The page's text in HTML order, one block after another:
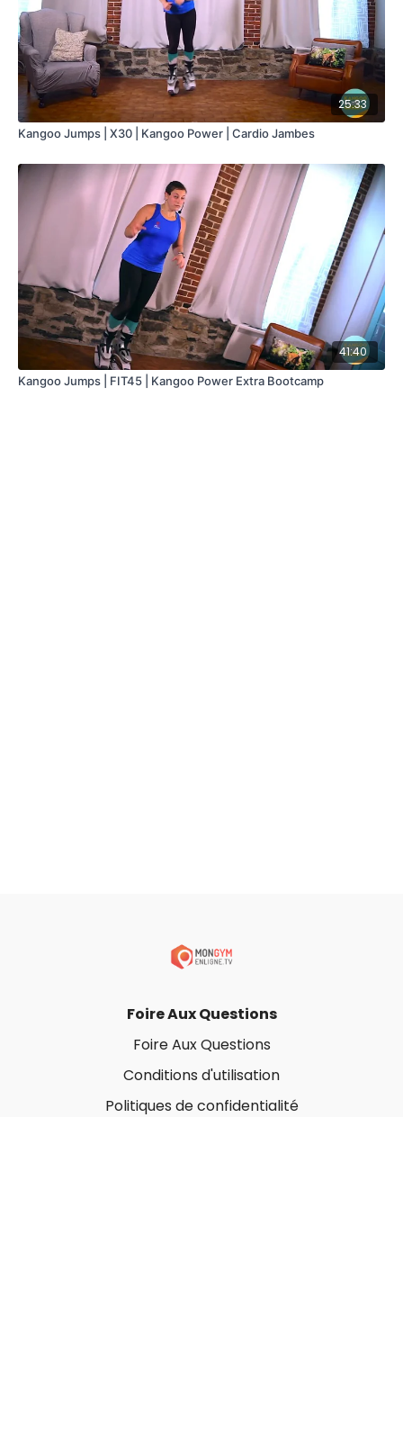
25:33
Kangoo Jumps | X30 | Kangoo Power | Cardio Jambes
41:40
Kangoo Jumps | FIT45 | Kangoo Power Extra Bootcamp
Foire Aux Questions
Foire Aux Questions
Conditions d'utilisation
Politiques de confidentialité